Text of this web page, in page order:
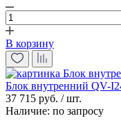
В корзину
Блок внутренний QV-
37 715 руб. / шт.
Наличие: по запросу